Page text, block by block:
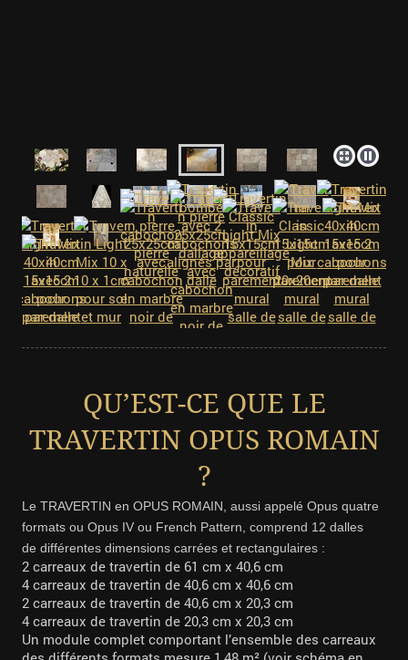
QU’EST-CE QUE LE
TRAVERTIN OPUS ROMAIN
?
Le TRAVERTIN en OPUS ROMAIN , aussi appelé Opus quatre
formats ou Opus IV ou French Pattern, comprend 12 dalles
de différentes dimensions carrées et rectangulaires :
2 carreaux de travertin de 61 cm x 40,6 cm
4 carreaux de travertin de 40,6 cm x 40,6 cm
2 carreaux de travertin de 40,6 cm x 20,3 cm
4 carreaux de travertin de 20,3 cm x 20,3 cm
Un module complet comportant l’ensemble des carreaux